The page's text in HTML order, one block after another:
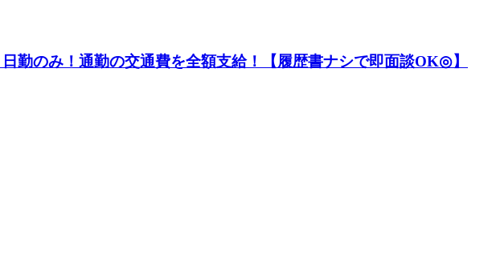
勤のみ！通勤の交通費を全額支給！【履歴書ナシで即面談OK◎】